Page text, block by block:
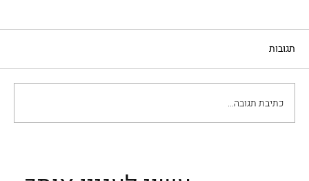
טירמיסו - קינוח איטלקי
תגובות
כתיבת תגובה...